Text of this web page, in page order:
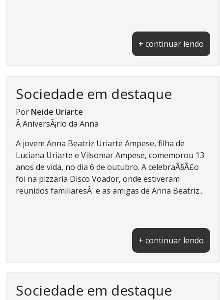
+ continuar lendo
Sociedade em destaque
Por Neide Uriarte
Â AniversÃ¡rio da Anna
A jovem Anna Beatriz Uriarte Ampese, filha de
Luciana Uriarte e Vilsomar Ampese, comemorou 13
anos de vida, no dia 6 de outubro. A celebraÃ§Ã£o
foi na pizzaria Disco Voador, onde estiveram
reunidos familiaresÂ e as amigas de Anna Beatriz...
+ continuar lendo
Sociedade em destaque